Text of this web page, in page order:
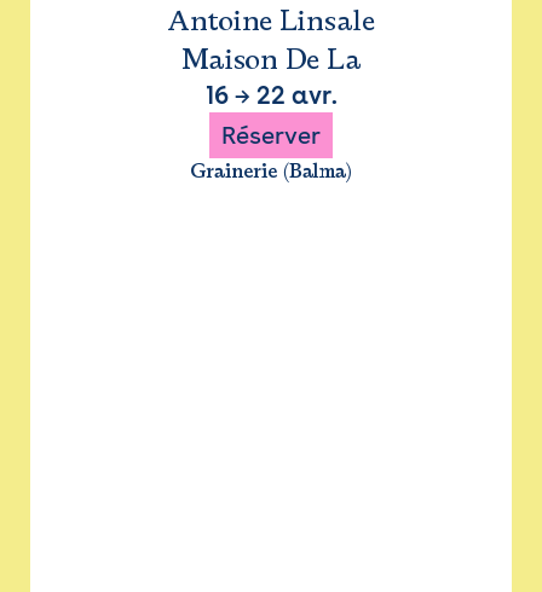
Antoine Linsale
Maison De La
16→ 22 avr.
Réserver
Grainerie (Balma)